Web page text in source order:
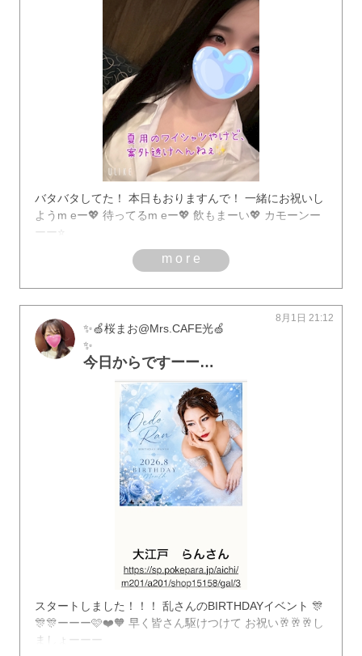
バタバタしてた！ 本日もおりますんで！ 一緒にお祝いし
ようm eー💖 待ってるm eー💖 飲もまーい💖 カモーンー
ーー⭐️
more
✨🍏桜まお@Mrs.CAFE光🍏
✨
今日からですーーー🩷❤️🧡
8月1日 21:12
スタートしました！！！ 乱さんのBIRTHDAYイベント 🎊
🎊🎊ーーー🩷❤️🧡 早く皆さん駆けつけて お祝い🥂🥂🥂し
ましょーーー